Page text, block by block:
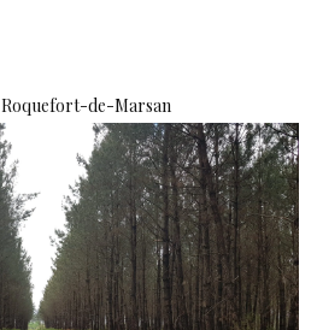
Roquefort-de-Marsan